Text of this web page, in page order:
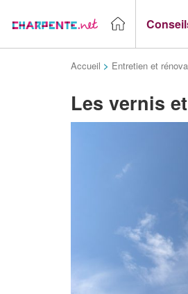
Accueil > Entretien et
Les vernis